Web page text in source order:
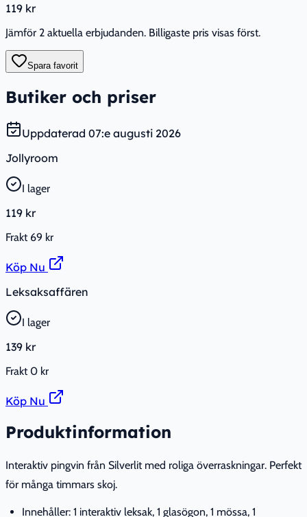
119 kr
Jämför 2 aktuella erbjudanden. Billigaste pris visas först.
Spara favorit
Butiker och priser
Uppdaterad 07:e augusti 2026
Jollyroom
I lager
119 kr
Frakt 69 kr
Köp Nu
Leksaksaffären
I lager
139 kr
Frakt0 kr
Köp Nu
Produktinformation
Interaktiv pingvin från Silverlit med roliga överraskningar. Perfekt
för många timmars skoj.
Innehåller: 1 interaktiv leksak, 1 glasögon, 1 mössa, 1